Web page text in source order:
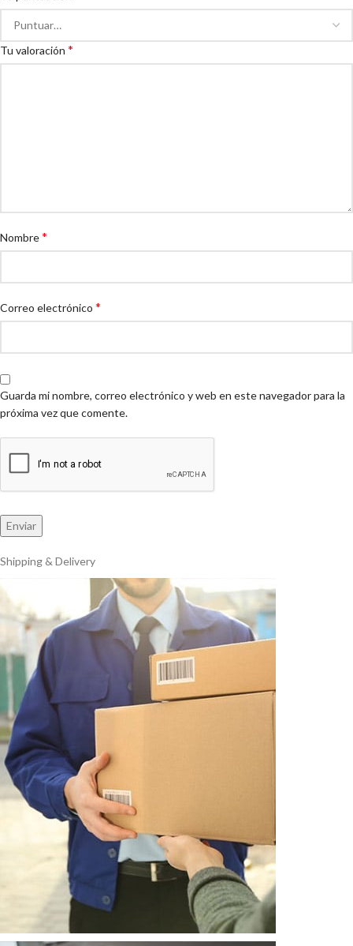
Tu valoración *
Nombre*
Correo electrónico *
Guarda mi nombre, correo electrónico y web en este navegador para la
próxima vez que comente.
Shipping & Delivery